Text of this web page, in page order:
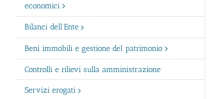
economici
Bilanci dell’Ente
Beni immobili e gestione del patrimonio
Controlli e rilievi sulla amministrazione
Servizi erogati